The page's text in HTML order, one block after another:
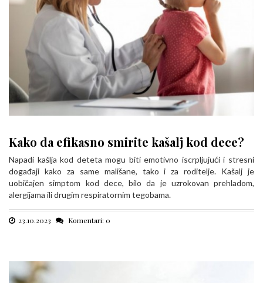
Kako da efikasno smirite kašalj kod dece?
Napadi kašlja kod deteta mogu biti emotivno iscrpljujući i stresni
događaji kako za same mališane, tako i za roditelje. Kašalj je
uobičajen simptom kod dece, bilo da je uzrokovan prehladom,
alergijama ili drugim respiratornim tegobama.
23.10.2023 Komentari: 0